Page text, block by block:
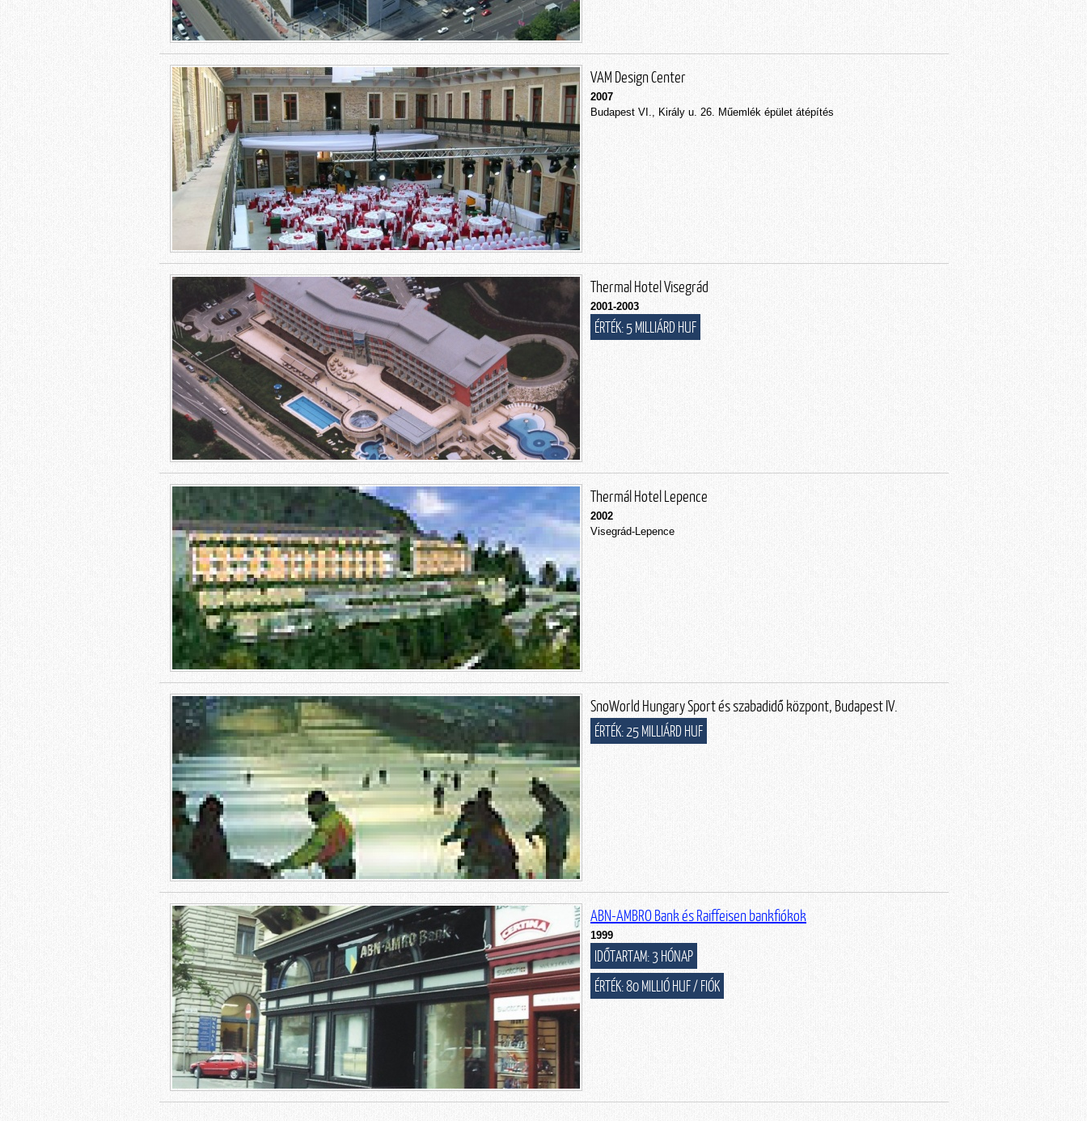
VAM Design Center
2007
Budapest VI., Király u. 26. Műemlék épület átépítés
Thermal Hotel Visegrád
2001-2003
ÉRTÉK: 5 MILLIÁRD HUF
Thermál Hotel Lepence
2002
Visegrád-Lepence
SnoWorld Hungary Sport és szabadidő központ, Budapest IV.
ÉRTÉK: 25 MILLIÁRD HUF
ABN-AMBRO Bank és Raiffeisen bankfiókok
1999
IDŐTARTAM: 3 HÓNAP
ÉRTÉK: 80 MILLIÓ HUF / FIÓK